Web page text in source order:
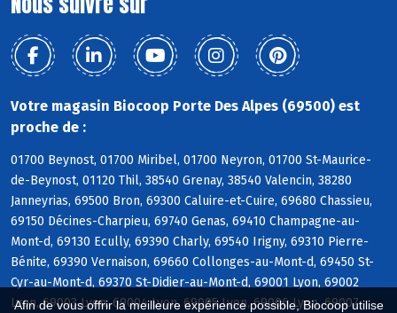
Afin de vous offrir la meilleure expérience possible, Biocoop utilise
Votre magasin Biocoop Porte Des Alpes (69500) est
proche de :
01700 Beynost, 01700 Miribel, 01700 Neyron, 01700 St-Maurice-
de-Beynost, 01120 Thil, 38540 Grenay, 38540 Valencin, 38280
Janneyrias, 69500 Bron, 69300 Caluire-et-Cuire, 69680 Chassieu,
69150 Décines-Charpieu, 69740 Genas, 69410 Champagne-au-
Mont-d, 69130 Ecully, 69390 Charly, 69540 Irigny, 69310 Pierre-
Bénite, 69390 Vernaison, 69660 Collonges-au-Mont-d, 69450 St-
Cyr-au-Mont-d, 69370 St-Didier-au-Mont-d, 69001 Lyon, 69002
Lyon, 69003 Lyon, 69004 Lyon, 69005 Lyon, 69006 Lyon, 69007